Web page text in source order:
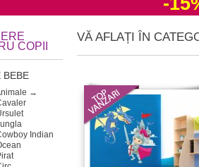
COPII
BEBE
→
Indian
VĂ AFLAȚI ÎN